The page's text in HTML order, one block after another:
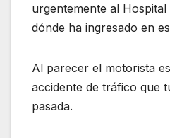
urgentemente al
dónde ha ingresado en
Al parecer el motorista
accidente de tráfico que
pasada.